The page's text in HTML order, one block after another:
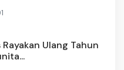
Ulang Tahun